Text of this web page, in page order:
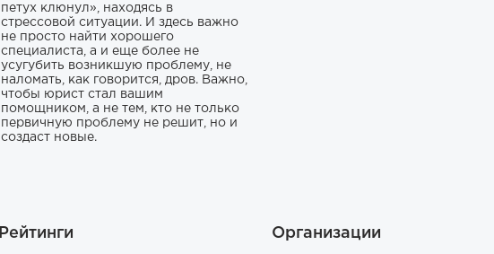
петух клюнул», находясь в
стрессовой ситуации. И здесь важно
не просто найти хорошего
специалиста, а и еще более не
усугубить возникшую проблему, не
наломать, как говорится, дров. Важно,
чтобы юрист стал вашим
помощником, а не тем, кто не только
первичную проблему не решит, но и
создаст новые.
Рейтинги Организации